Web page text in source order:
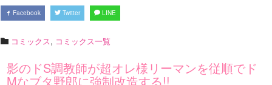
Facebook Twitter LINE
コミックス, コミックス一覧
影のドS調教師が超オレ様リーマンを従順でド
Mなブタ野郎に強制改造する!!